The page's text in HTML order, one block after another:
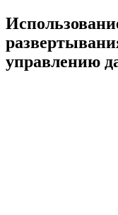
управлению